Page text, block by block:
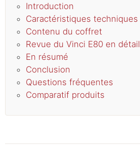
Introduction
Caractéristiques techniques
Contenu du coffret
Revue du Vinci E80 en détail
En résumé
Conclusion
Questions fréquentes
Comparatif produits